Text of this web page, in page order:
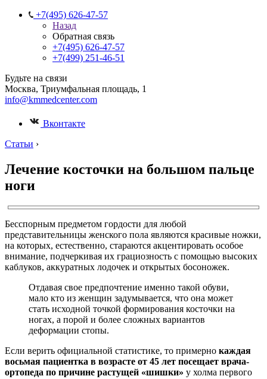
+7(495) 626-47-57
Назад
Обратная связь
+7(495) 626-47-57
+7(499) 251-46-51
Будьте на связи
Москва, Триумфальная площадь, 1
info@kmmedcenter.com
Вконтакте
Статьи ›
Лечение косточки на большом пальце
ноги
Бесспорным предметом гордости для любой
представительницы женского пола являются красивые ножки,
на которых, естественно, стараются акцентировать особое
внимание, подчеркивая их грациозность с помощью высоких
каблуков, аккуратных лодочек и открытых босоножек.
Отдавая свое предпочтение именно такой обуви,
мало кто из женщин задумывается, что она может
стать исходной точкой формирования косточки на
ногах, а порой и более сложных вариантов
деформации стопы.
Если верить официальной статистике, то примерно каждая
восьмая пациентка в возрасте от 45 лет посещает врача-
ортопеда по причине растущей «шишки» у холма первого